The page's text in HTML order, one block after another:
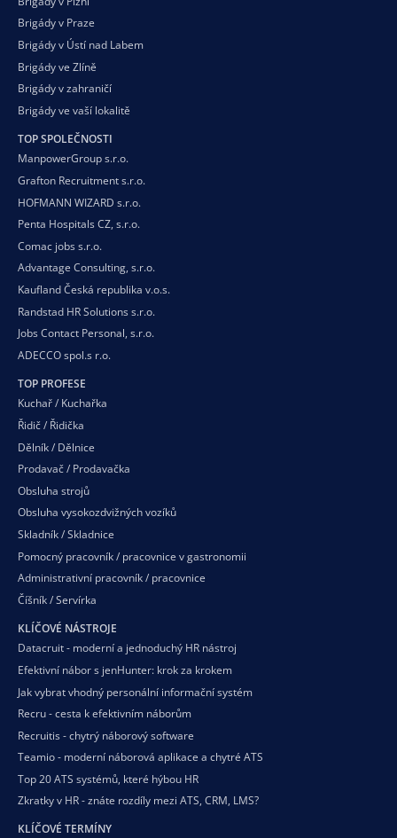
Brigády v Praze
Brigády v Ústí nad Labem
Brigády ve Zlíně
Brigády v zahraničí
Brigády ve vaší lokalitě
TOP SPOLEČNOSTI
ManpowerGroup s.r.o.
Grafton Recruitment s.r.o.
HOFMANN WIZARD s.r.o.
Penta Hospitals CZ, s.r.o.
Comac jobs s.r.o.
Advantage Consulting, s.r.o.
Kaufland Česká republika v.o.s.
Randstad HR Solutions s.r.o.
Jobs Contact Personal, s.r.o.
ADECCO spol.s r.o.
TOP PROFESE
Kuchař / Kuchařka
Řidič / Řidička
Dělník / Dělnice
Prodavač / Prodavačka
Obsluha strojů
Obsluha vysokozdvižných vozíků
Skladník / Skladnice
Pomocný pracovník / pracovnice v gastronomii
Administrativní pracovník / pracovnice
Číšník / Servírka
KLÍČOVÉ NÁSTROJE
Datacruit - moderní a jednoduchý HR nástroj
Efektivní nábor s jenHunter: krok za krokem
Jak vybrat vhodný personální informační systém
Recru - cesta k efektivním náborům
Recruitis - chytrý náborový software
Teamio - moderní náborová aplikace a chytré ATS
Top 20 ATS systémů, které hýbou HR
Zkratky v HR - znáte rozdíly mezi ATS, CRM, LMS?
KLÍČOVÉ TERMÍNY